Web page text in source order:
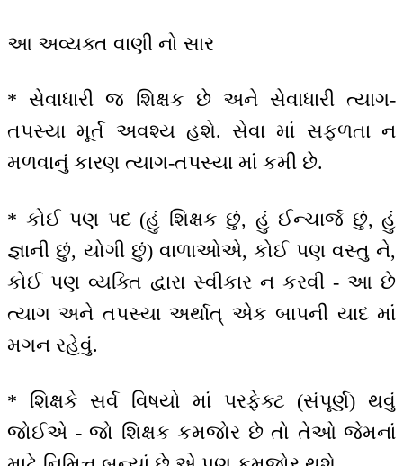
આ અવ્યક્ત વાણી નો સાર
* સેવાધારી જ શિક્ષક છે અને સેવાધારી ત્યાગ-
તપસ્યા મૂર્ત અવશ્ય હશે. સેવા માં સફળતા ન
મળવાનું કારણ ત્યાગ-તપસ્યા માં કમી છે.
* કોઈ પણ પદ (હું શિક્ષક છું, હું ઈન્ચાર્જ છું, હું
જ્ઞાની છું, યોગી છું) વાળાઓએ, કોઈ પણ વસ્તુ ને,
કોઈ પણ વ્યક્તિ દ્વારા સ્વીકાર ન કરવી - આ છે
ત્યાગ અને તપસ્યા અર્થાત્ એક બાપની યાદ માં
મગન રહેવું.
* શિક્ષકે સર્વ વિષયો માં પરફેક્ટ (સંપૂર્ણ) થવું
જોઈએ - જો શિક્ષક કમજોર છે તો તેઓ જેમનાં